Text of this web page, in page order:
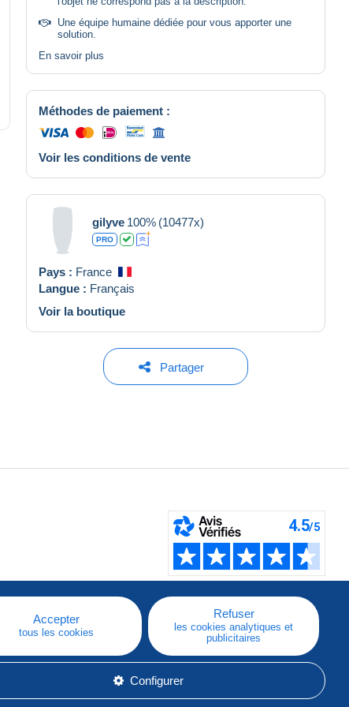
Une équipe humaine dédiée pour vous apporter une
solution.
En savoir plus
Méthodes de paiement :
Voir les conditions de vente
gilyve 100% (10477x)
PRO
Pays : France
Langue : Français
Voir la boutique
Partager
Accepter
tous les cookies
Refuser
les cookies analytiques et
publicitaires
Configurer